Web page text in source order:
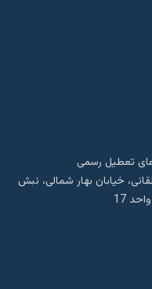
خیابان بهار شمالی، نبش